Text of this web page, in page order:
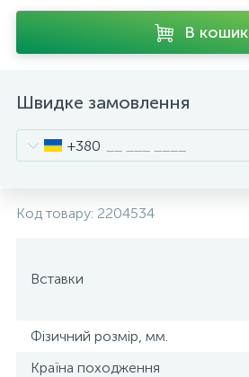
В кошик
Швидке замовлення
+380
Код товару: 2204534
Вставки
Фізичний розмір, мм.
Країна походження